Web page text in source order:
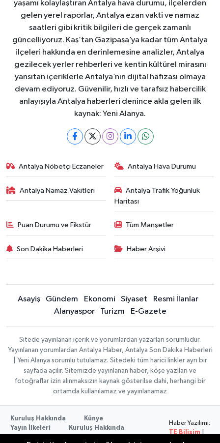
yaşamı kolaylaştıran Antalya hava durumu, ilçelerden
gelen yerel raporlar, Antalya ezan vakti ve namaz
saatleri gibi kritik bilgileri de gerçek zamanlı
güncelliyoruz. Kaş’tan Gazipaşa’ya kadar tüm Antalya
ilçeleri hakkında en derinlemesine analizler, Antalya
gezilecek yerler rehberleri ve kentin kültürel mirasını
yansıtan içeriklerle Antalya’nın dijital hafızası olmaya
devam ediyoruz. Güvenilir, hızlı ve tarafsız habercilik
anlayışıyla Antalya haberleri denince akla gelen ilk
kaynak: Yeni Alanya.
Antalya Nöbetçi Eczaneler Antalya Hava Durumu
Antalya Namaz Vakitleri
Antalya Trafik Yoğunluk
Haritası
Puan Durumu ve Fikstür Tüm Manşetler
Son Dakika Haberleri Haber Arşivi
Asayiş Gündem Ekonomi Siyaset
Resmi İlanlar
Alanyaspor
Turizm E-Gazete
Sitede yayınlanan içerik ve yorumlardan yazarları sorumludur.
Yayınlanan yorumlardan Antalya Haber, Antalya Son Dakika Haberleri
| Yeni Alanya sorumlu tutulamaz. Sitedeki tüm harici linkler ayrı bir
sayfada açılır. Sitemizde yayınlanan haber, köşe yazıları ve
fotoğraflar izin alınmaksızın kaynak gösterilse dahi, herhangi bir
ortamda kullanılamaz ve yayınlanamaz
Kuruluş Hakkında
Künye
Yayın İlkeleri
Kuruluş Hakkında
Haber Yazılımı:
TE Bilişim
Copyright ©